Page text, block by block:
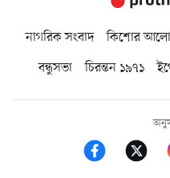
নাগরিক সংবাদ কিশোর আলো
বন্ধুসভা
চিরন্তন ১৯৭১